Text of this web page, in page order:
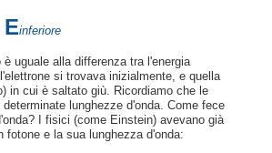
inferiore
uguale alla differenza tra l'energia
si trovava inizialmente, e quella
in cui è saltato giù. Ricordiamo che le
lunghezze d'onda. Come fece
I fisici (come Einstein) avevano già
fotone e la sua lunghezza d'onda: